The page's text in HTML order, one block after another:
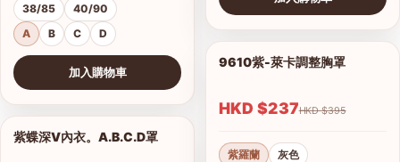
38/85
40/90
A
B C D
加入購物車
1/15
查看圖片
紫蝶深V內衣。A.B.C.D罩
查看圖片
9610紫-萊卡調整胸罩
HKD $237 HKD $395
紫羅蘭
灰色